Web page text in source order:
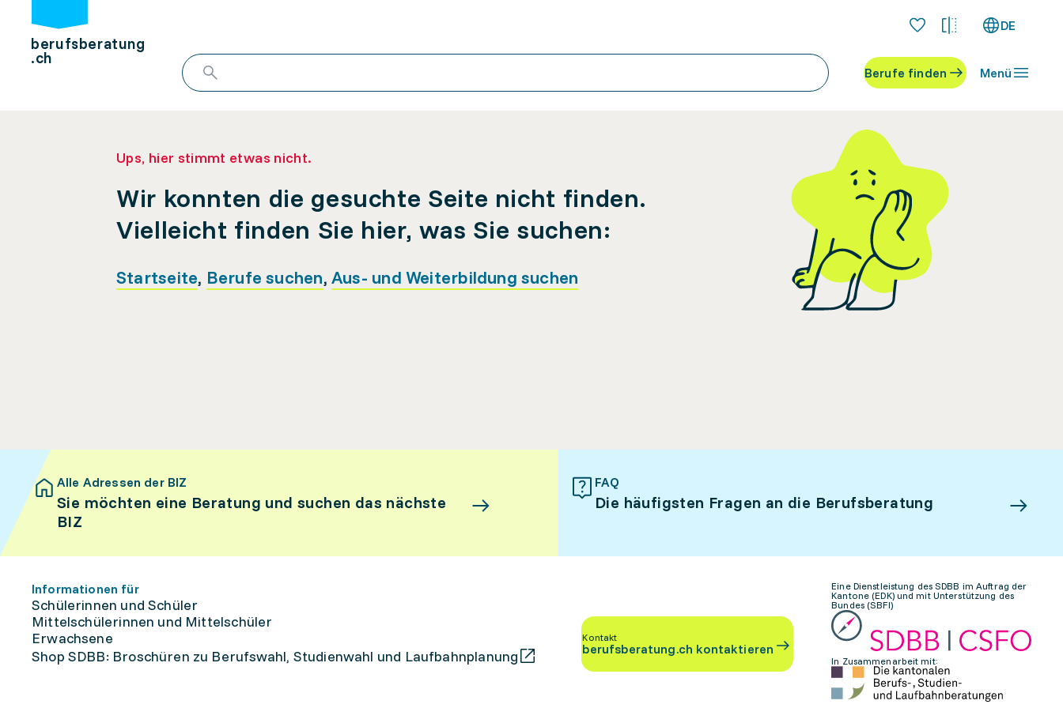
berufsberatung
.ch
DE
Berufe finden Menü
Ups, hier stimmt etwas nicht.
Wir konnten die gesuchte Seite nicht finden.
Vielleicht finden Sie hier, was Sie suchen:
Startseite, Berufe suchen, Aus- und Weiterbildung suchen
Alle Adressen der BIZ
Sie möchten eine Beratung und suchen das nächste
BIZ
FAQ
Die häufigsten Fragen an die Berufsberatung
Informationen für
Schülerinnen und Schüler
Mittelschülerinnen und Mittelschüler
Erwachsene
Shop SDBB: Broschüren zu Berufswahl, Studienwahl und Laufbahnplanung
Kontakt
berufsberatung.ch kontaktieren
Eine Dienstleistung des SDBB im Auftrag der
Kantone (EDK) und mit Unterstützung des
Bundes (SBFI)
In Zusammenarbeit mit: